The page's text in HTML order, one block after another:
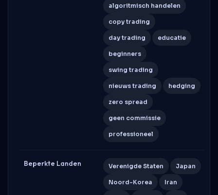
algoritmisch handelen
copy trading
day trading educatie
beginners
swing trading
nieuws trading hedging
zero spread
geen commissie
professioneel
Beperkte Landen Verenigde Staten Japan
Noord-Korea Iran